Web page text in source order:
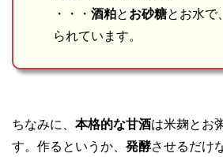
・・・ 酒粕と お砂糖とお水で
られています。
ちなみに、 本格的な甘酒は米麹とお
す。作るというか、 発酵させるだけ